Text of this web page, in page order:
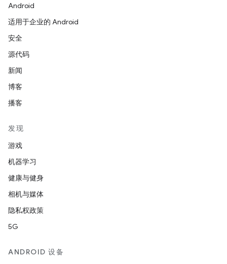
Android
适用于企业的 Android
安全
源代码
新闻
博客
播客
发现
游戏
机器学习
健康与健身
相机与媒体
隐私权政策
5G
ANDROID 设备